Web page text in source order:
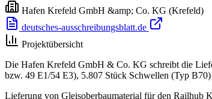
Hafen Krefeld GmbH &amp; Co. KG (Krefeld)
deutsches-ausschreibungsblatt.de
Projektübersicht
Die Hafen Krefeld GmbH & Co. KG schreibt die
bzw. 49 E1/54 E3), 5.807 Stück Schwellen (Typ
Lieferung von Gleisoberbaumaterial für den Railhub